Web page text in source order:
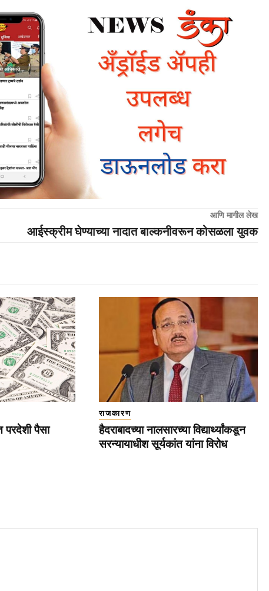
आणि मागील लेख
आईस्क्रीम घेण्याच्या नादात बाल्कनीवरून कोसळला युवक
परदेशी पैसा
राजकारण
हैदराबादच्या नालसारच्या विद्यार्थ्यांकडून
सरन्यायाधीश सूर्यकांत यांना विरोध